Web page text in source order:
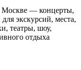
Москве — концерты,
экскурсий, места,
театры, шоу,
отдыха